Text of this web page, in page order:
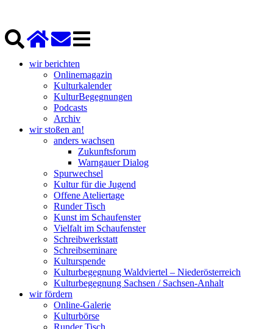
wir berichten
Onlinemagazin
Kulturkalender
KulturBegegnungen
Podcasts
Archiv
wir stoßen an!
anders wachsen
Zukunftsforum
Warngauer Dialog
Spurwechsel
Kultur für die Jugend
Offene Ateliertage
Runder Tisch
Kunst im Schaufenster
Vielfalt im Schaufenster
Schreibwerkstatt
Schreibseminare
Kulturspende
Kulturbegegnung Waldviertel – Niederösterreich
Kulturbegegnung Sachsen / Sachsen-Anhalt
wir fördern
Online-Galerie
Kulturbörse
Runder Tisch